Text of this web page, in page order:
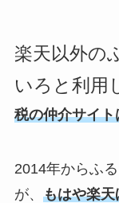
楽天以外の
いろと利用
税の仲介サイ
2014年からふ
が、 もはや楽